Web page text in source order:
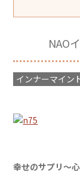
NAO
インナーマイン
幸せのサプリ～